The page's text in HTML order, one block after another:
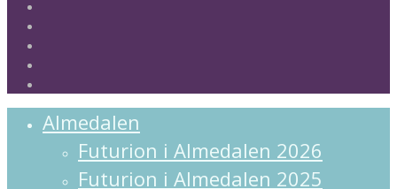
Almedalen
Futurion i Almedalen 2026
Futurion i Almedalen 2025